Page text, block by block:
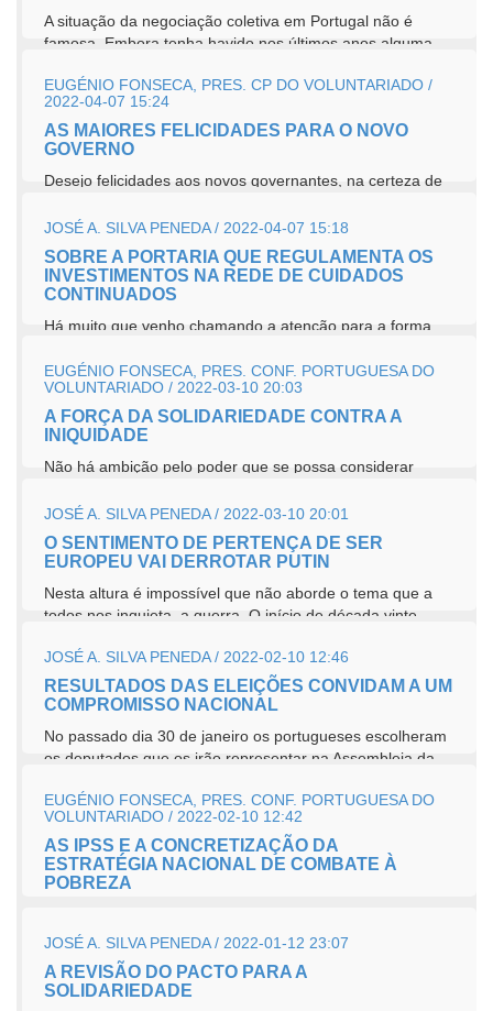
A situação da negociação coletiva em Portugal não é
famosa. Embora tenha havido nos últimos anos alguma...
EUGÉNIO FONSECA, PRES. CP DO VOLUNTARIADO /
2022-04-07 15:24
AS MAIORES FELICIDADES PARA O NOVO
GOVERNO
Desejo felicidades aos novos governantes, na certeza de
para todas e todos os portuguesas/ses. O...
JOSÉ A. SILVA PENEDA / 2022-04-07 15:18
SOBRE A PORTARIA QUE REGULAMENTA OS
INVESTIMENTOS NA REDE DE CUIDADOS
CONTINUADOS
Há muito que venho chamando a atenção para a forma
idosa no nosso...
EUGÉNIO FONSECA, PRES. CONF. PORTUGUESA DO
VOLUNTARIADO / 2022-03-10 20:03
A FORÇA DA SOLIDARIEDADE CONTRA A
INIQUIDADE
Não há ambição pelo poder que se possa considerar
avança-se...
JOSÉ A. SILVA PENEDA / 2022-03-10 20:01
O SENTIMENTO DE PERTENÇA DE SER
EUROPEU VAI DERROTAR PUTIN
Nesta altura é impossível que não aborde o tema que a
todos nos inquieta, a guerra. O início de década vinte
JOSÉ A. SILVA PENEDA / 2022-02-10 12:46
RESULTADOS DAS ELEIÇÕES CONVIDAM A UM
COMPROMISSO NACIONAL
No passado dia 30 de janeiro os portugueses escolheram
os deputados que os irão representar na Assembleia da
EUGÉNIO FONSECA, PRES. CONF. PORTUGUESA DO
VOLUNTARIADO / 2022-02-10 12:42
AS IPSS E A CONCRETIZAÇÃO DA
ESTRATÉGIA NACIONAL DE COMBATE À
POBREZA
competente cidadão, José Silva Peneda, escreveu sobre a
pobreza em Portugal. Apresentou dados de...
JOSÉ A. SILVA PENEDA / 2022-01-12 23:07
A REVISÃO DO PACTO PARA A
SOLIDARIEDADE